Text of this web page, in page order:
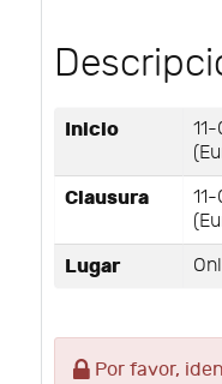
Inicio
Clausura
Lugar
Por favor,